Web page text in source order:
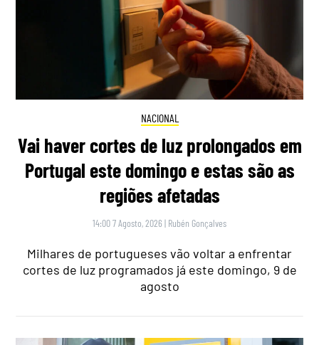
NACIONAL
Vai haver cortes de luz prolongados em
Portugal este domingo e estas são as
regiões afetadas
14:00 7 Agosto, 2026 | Rubén Gonçalves
Milhares de portugueses vão voltar a enfrentar
cortes de luz programados já este domingo, 9 de
agosto